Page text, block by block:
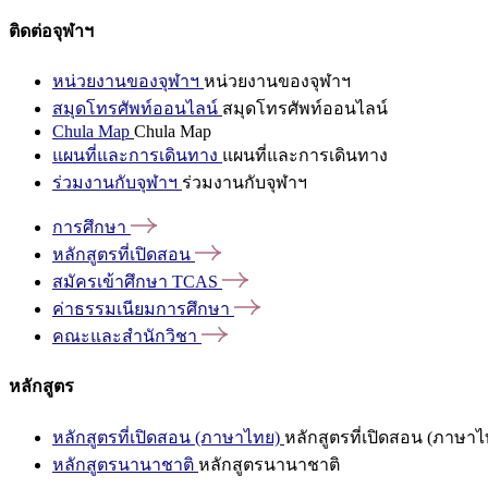
ติดต่อจุฬาฯ
หน่วยงานของจุฬาฯ หน่วยงานของจุฬาฯ
สมุดโทรศัพท์ออนไลน์ สมุดโทรศัพท์ออนไลน์
Chula Map Chula Map
แผนที่และการเดินทาง แผนที่และการเดินทาง
ร่วมงานกับจุฬาฯ ร่วมงานกับจุฬาฯ
การศึกษา
หลักสูตรที่เปิดสอน
สมัครเข้าศึกษา TCAS
ค่าธรรมเนียมการศึกษา
คณะและสำนักวิชา
หลักสูตร
หลักสูตรที่เปิดสอน (ภาษาไทย) หลักสูตรที่เปิดสอน (ภาษาไ
หลักสูตรนานาชาติ หลักสูตรนานาชาติ